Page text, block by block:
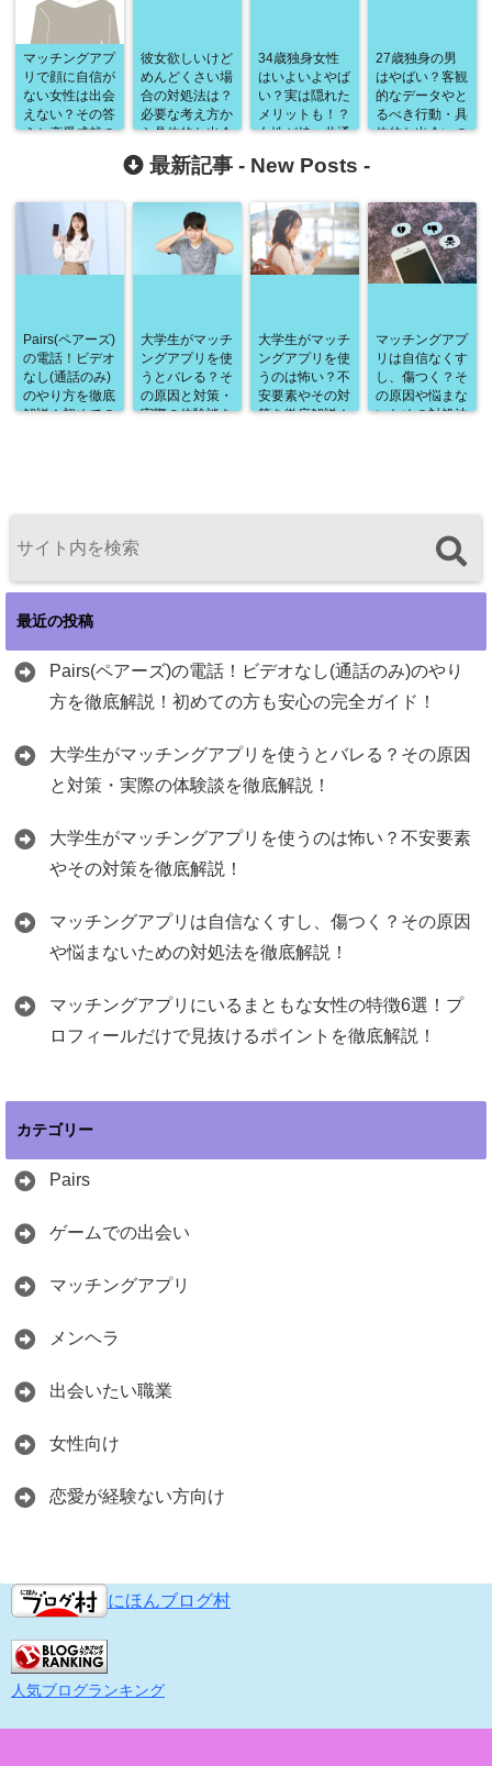
マッチングアプ
リで顔に自信が
ない女性は出会
えない？その答
えと恋愛成就の
彼女欲しいけど
めんどくさい場
合の対処法は？
必要な考え方か
ら具体的な出会
い方までを徹底
解説！
34歳独身女性
はいよいよやば
い？実は隠れた
メリットも！？
女性が持つ共通
法、おすすめの
様々な視点から
徹底解説！
27歳独身の男
はやばい？客観
的なデータやと
るべき行動・具
体的な出会いの
最新記事 - New Posts -
Pairs(ペアーズ)
の電話！ビデオ
なし(通話のみ)
のやり方を徹底
解説！初めての
大学生がマッチ
ングアプリを使
うとバレる？そ
の原因と対策・
実際の体験談を
大学生がマッチ
ングアプリを使
うのは怖い？不
安要素やその対
策を徹底解説！
マッチングアプ
リは自信なくす
し、傷つく？そ
の原因や悩まな
いための対処法
最近の投稿
Pairs(ペアーズ)の電話！ビデオなし(通話のみ)のやり
方を徹底解説！初めての方も安心の完全ガイド！
大学生がマッチングアプリを使うとバレる？その原因
と対策・実際の体験談を徹底解説！
大学生がマッチングアプリを使うのは怖い？不安要素
やその対策を徹底解説！
マッチングアプリは自信なくすし、傷つく？その原因
や悩まないための対処法を徹底解説！
マッチングアプリにいるまともな女性の特徴6選！プ
ロフィールだけで見抜けるポイントを徹底解説！
カテゴリー
Pairs
ゲームでの出会い
マッチングアプリ
メンヘラ
出会いたい職業
女性向け
恋愛が経験ない方向け
にほんブログ村
人気ブログランキング